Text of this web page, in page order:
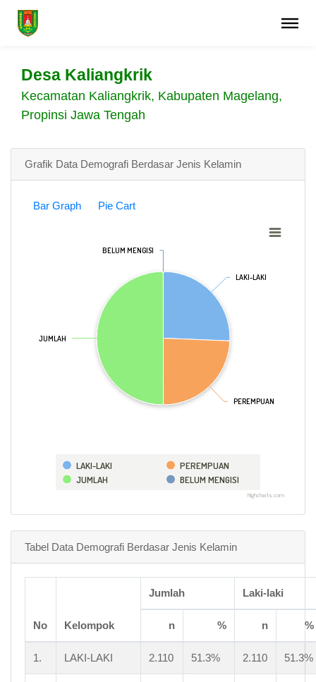
Desa Kaliangkrik
Kecamatan Kaliangkrik, Kabupaten Magelang,
Propinsi Jawa Tengah
Grafik Data Demografi Berdasar Jenis Kelamin
Bar Graph Pie Cart
LAKI-LAKI
LAKI-LAKI
PEREMPUAN
PEREMPUAN
JUMLAH
JUMLAH
BELUM MENGISI
BELUM MENGISI
LAKI-LAKI
PEREMPUAN
JUMLAH
BELUM MENGISI
Highcharts.com
Tabel Data Demografi Berdasar Jenis Kelamin
No Kelompok
Jumlah Laki-laki
n % n %
1. LAKI-LAKI 2.110 51.3% 2.110 51.3%